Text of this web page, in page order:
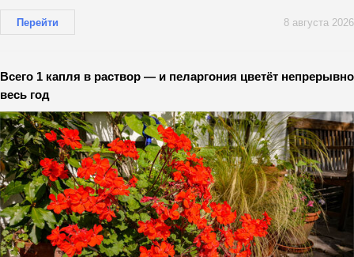
Перейти 8 августа 2026
Всего 1 капля в раствор — и пеларгония цветёт непрерывно
весь год